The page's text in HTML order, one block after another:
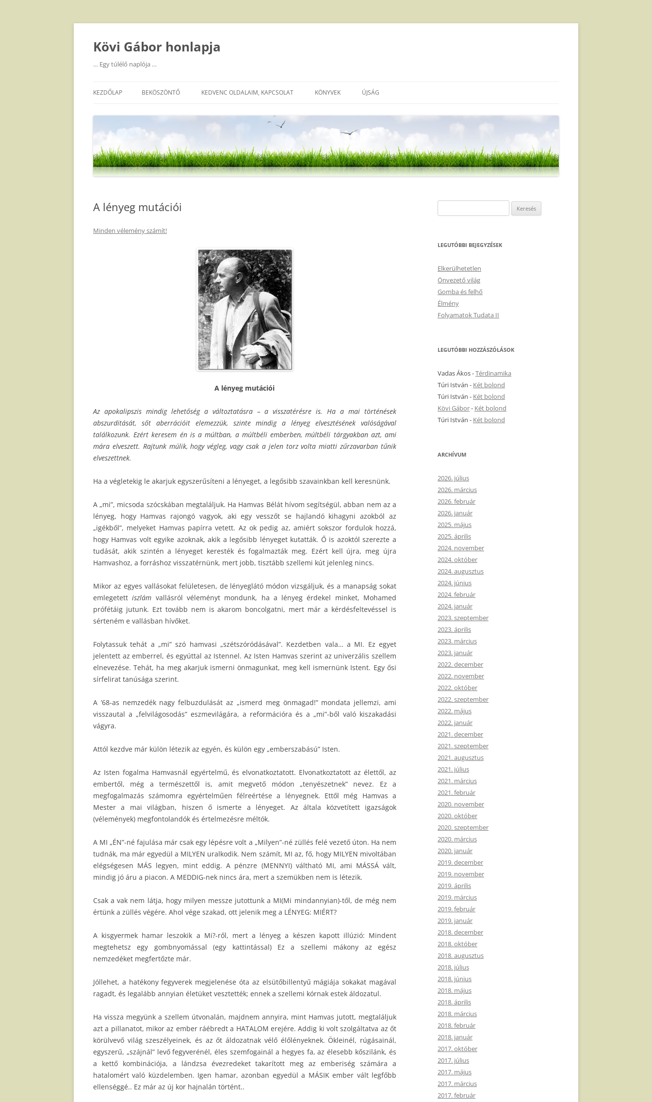
Kilépés
tartalomba
Kövi Gábor honlapja
… Egy túlélő naplója …
KEZDŐLAP BEKÖSZÖNTŐ KEDVENC OLDALAIM, KAPCSOLAT KÖNYVEK ÚJSÁG
A lényeg mutációi
Minden vélemény számít!
A lényeg mutációi
Az apokalipszis mindig lehetőség a változtatásra – a visszatérésre is. Ha a mai történések
abszurditását, sőt aberrációit elemezzük, szinte mindig a lényeg elvesztésének valóságával
találkozunk. Ezért keresem én is a múltban, a múltbéli emberben, múltbéli tárgyakban azt, ami
mára elveszett. Rajtunk múlik, hogy végleg, vagy csak a jelen torz volta miatti zűrzavarban tűnik
elveszettnek.
Ha a végletekig le akarjuk egyszerűsíteni a lényeget, a legősibb szavainkban kell keresnünk.
A „mi”, micsoda szócskában megtaláljuk. Ha Hamvas Bélát hívom segítségül, abban nem az a
lényeg, hogy Hamvas rajongó vagyok, aki egy vesszőt se hajlandó kihagyni azokból az
„igékből”, melyeket Hamvas papírra vetett. Az ok pedig az, amiért sokszor fordulok hozzá,
hogy Hamvas volt egyike azoknak, akik a legősibb lényeget kutatták. Ő is azoktól szerezte a
tudását, akik szintén a lényeget keresték és fogalmazták meg. Ezért kell újra, meg újra
Hamvashoz, a forráshoz visszatérnünk, mert jobb, tisztább szellemi kút jelenleg nincs.
Mikor az egyes vallásokat felületesen, de lényeglátó módon vizsgáljuk, és a manapság sokat
emlegetettiszlám vallásról véleményt mondunk, ha a lényeg érdekel minket, Mohamed
prófétáig jutunk. Ezt tovább nem is akarom boncolgatni, mert már a kérdésfeltevéssel is
sérteném e vallásban hívőket.
Folytassuk tehát a „mi” szó hamvasi „szétszóródásával”. Kezdetben vala… a MI. Ez egyet
jelentett az emberrel, és egyúttal az Istennel. Az Isten Hamvas szerint az univerzális szellem
elnevezése. Tehát, ha meg akarjuk ismerni önmagunkat, meg kell ismernünk Istent. Egy ősi
sírfelirat tanúsága szerint.
A ’68-as nemzedék nagy felbuzdulását az „ismerd meg önmagad!” mondata jellemzi, ami
visszautal a „felvilágosodás” eszmevilágára, a reformációra és a „mi”-ből való kiszakadási
vágyra.
Attól kezdve már külön létezik az egyén, és külön egy „emberszabású” Isten.
Az Isten fogalma Hamvasnál egyértelmű, és elvonatkoztatott. Elvonatkoztatott az élettől, az
embertől, még a természettől is, amit megvető módon „tenyészetnek” nevez. Ez a
megfogalmazás számomra egyértelműen félreértése a lényegnek. Ettől még Hamvas a
Mester a mai világban, hiszen ő ismerte a lényeget. Az általa közvetített igazságok
(vélemények) megfontolandók és értelmezésre méltók.
A MI „ÉN”-né fajulása már csak egy lépésre volt a „Milyen”-né züllés felé vezető úton. Ha nem
tudnák, ma már egyedül a MILYEN uralkodik. Nem számít, MI az, fő, hogy MILYEN mivoltában
elégségesen MÁS legyen, mint eddig. A pénzre (MENNYI) váltható MI, ami MÁSSÁ vált,
mindig jó áru a piacon. A MEDDIG-nek nincs ára, mert a szemükben nem is létezik.
Csak a vak nem látja, hogy milyen messze jutottunk a MI(Mi mindannyian)-től, de még nem
értünk a züllés végére. Ahol vége szakad, ott jelenik meg a LÉNYEG: MIÉRT?
A kisgyermek hamar leszokik a Mi?-ről, mert a lényeg a készen kapott illúzió: Mindent
megtehetsz egy gombnyomással (egy kattintással) Ez a szellemi mákony az egész
nemzedéket megfertőzte már.
Jóllehet, a hatékony fegyverek megjelenése óta az elsütőbillentyű mágiája sokakat magával
ragadt, és legalább annyian életüket vesztették; ennek a szellemi kórnak estek áldozatul.
Ha vissza megyünk a szellem útvonalán, majdnem annyira, mint Hamvas jutott, megtaláljuk
azt a pillanatot, mikor az ember ráébredt a HATALOM erejére. Addig ki volt szolgáltatva az őt
körülvevő világ szeszélyeinek, és az őt áldozatnak vélő élőlényeknek. Ökleinél, rúgásainál,
egyszerű, „szájnál” levő fegyverénél, éles szemfogainál a hegyes fa, az élesebb kőszilánk, és
a kettő kombinációja, a lándzsa évezredeket takarított meg az emberiség számára a
hatalomért való küzdelemben. Igen hamar, azonban egyedül a MÁSIK ember vált legfőbb
ellenséggé.. Ez már az új kor hajnalán történt..
LEGUTÓBBI BEJEGYZÉSEK
Elkerülhetetlen
Önvezető világ
Gomba és felhő
Élmény
Folyamatok Tudata II
LEGUTÓBBI HOZZÁSZÓLÁSOK
Vadas Ákos-Térdinamika
Túri István - Két bolond
Túri István - Két bolond
Kövi Gábor- Két bolond
Túri István - Két bolond
ARCHÍVUM
2026. július
2026. március
2026. február
2026. január
2025. május
2025. április
2024. november
2024. október
2024. augusztus
2024. június
2024. február
2024. január
2023. szeptember
2023. április
2023. március
2023. január
2022. december
2022. november
2022. október
2022. szeptember
2022. május
2022. január
2021. december
2021. szeptember
2021. augusztus
2021. július
2021. március
2021. február
2020. november
2020. október
2020. szeptember
2020. március
2020. január
2019. december
2019. november
2019. április
2019. március
2019. február
2019. január
2018. december
2018. október
2018. augusztus
2018. július
2018. június
2018. május
2018. április
2018. március
2018. február
2018. január
2017. október
2017. július
2017. május
2017. március
2017. február